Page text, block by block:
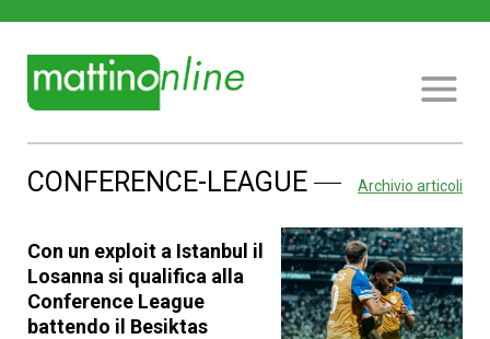
CONFERENCE-LEAGUE Archivio articoli
Con un exploit a Istanbul il
Losanna si qualifica alla
Conference League
battendo il Besiktas